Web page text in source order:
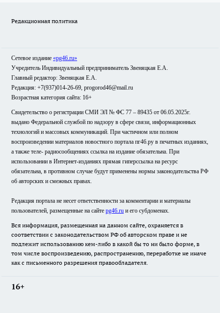
Редакционная политика
Сетевое издание «pg46.ru»
Учредитель Индивидуальный предприниматель Звеняцкая Е.А.
Главный редактор: Звеняцкая Е.А.
Редакция: +7(937)014-26-69, progorod46@mail.ru
Возрастная категория сайта: 16+
Свидетельство о регистрации СМИ ЭЛ № ФС 77 – 89435 от 06.05.2025г.
выдано Федеральной службой по надзору в сфере связи, информационных
технологий и массовых коммуникаций. При частичном или полном
воспроизведении материалов новостного портала пг46.ру в печатных изданиях,
а также теле- радиосообщениях ссылка на издание обязательна. При
использовании в Интернет-изданиях прямая гиперссылка на ресурс
обязательна, в противном случае будут применены нормы законодательства РФ
об авторских и смежных правах.
Редакция портала не несет ответственности за комментарии и материалы
пользователей, размещенные на сайте pg46.ru и его субдоменах.
Вся информация, размещенная на данном сайте, охраняется в
соответствии с законодательством РФ об авторском праве и не
подлежит использованию кем-либо в какой бы то ни было форме, в
том числе воспроизведению, распространению, переработке не иначе
как с письменного разрешения правообладателя.
16+